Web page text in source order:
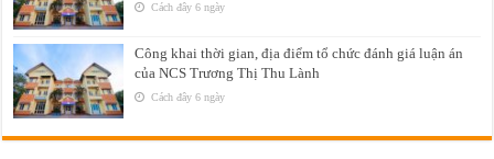
Cách đây 6 ngày
Công khai thời gian, địa điểm tổ chức đánh giá luận án
của NCS Trương Thị Thu Lành
Cách đây 6 ngày